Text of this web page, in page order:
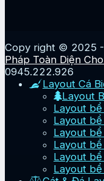
Copy right © 2025 -
Pháp Toàn Diện
0945.222.926
Layout Cá
Layout
Layout
Layout
Layout
Layout bể
Layout bể
Layout bể